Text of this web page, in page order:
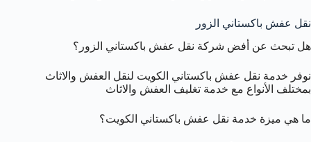
نقل عفش باكستاني الزور
هل تبحث عن أفض شركة نقل عفش باكستاني الزور؟
نوفر خدمة نقل عفش باكستاني الكويت لنقل العفش والاثاث
بمختلف الأنواع مع خدمة تغليف العفش والاثاث
ما هي ميزة خدمة نقل عفش باكستاني الكويت؟